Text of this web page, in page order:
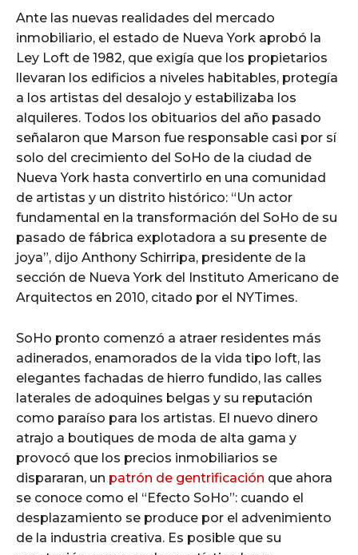
Ante las nuevas realidades del mercado
inmobiliario, el estado de Nueva York aprobó la
Ley Loft de 1982, que exigía que los propietarios
llevaran los edificios a niveles habitables, protegía
a los artistas del desalojo y estabilizaba los
alquileres. Todos los obituarios del año pasado
señalaron que Marson fue responsable casi por sí
solo del crecimiento del SoHo de la ciudad de
Nueva York hasta convertirlo en una comunidad
de artistas y un distrito histórico: “Un actor
fundamental en la transformación del SoHo de su
pasado de fábrica explotadora a su presente de
joya”, dijo Anthony Schirripa, presidente de la
sección de Nueva York del Instituto Americano de
Arquitectos en 2010, citado por el NYTimes.
SoHo pronto comenzó a atraer residentes más
adinerados, enamorados de la vida tipo loft, las
elegantes fachadas de hierro fundido, las calles
laterales de adoquines belgas y su reputación
como paraíso para los artistas. El nuevo dinero
atrajo a boutiques de moda de alta gama y
provocó que los precios inmobiliarios se
dispararan, un patrón de gentrificación que ahora
se conoce como el “Efecto SoHo”: cuando el
desplazamiento se produce por el advenimiento
de la industria creativa. Es posible que su